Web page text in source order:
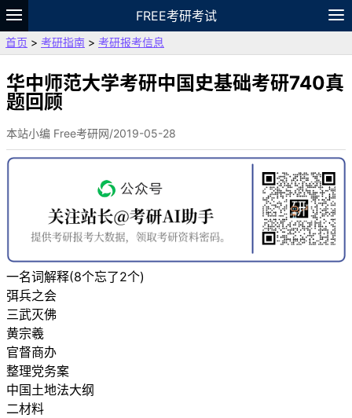
FREE考研考试
题库
故事 专题 APP
VIP
资料
首页 > 考研指南 > 考研报考信息
华中师范大学考研中国史基础考研740真
题回顾
本站小编 Free考研网/2019-05-28
一名词解释(8个忘了2个)
弭兵之会
三武灭佛
黄宗羲
官督商办
整理党务案
中国土地法大纲
二材料